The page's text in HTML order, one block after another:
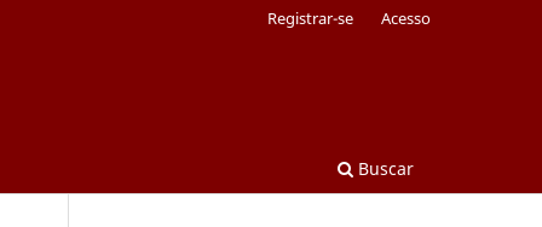
Buscar
Registrar-se Acesso